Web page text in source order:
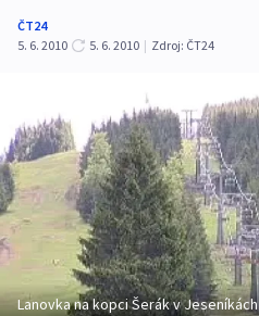
ČT24
5. 6. 2010
5. 6. 2010 | Zdroj: ČT24
Lanovka na kopci Šerák v Jeseníkách